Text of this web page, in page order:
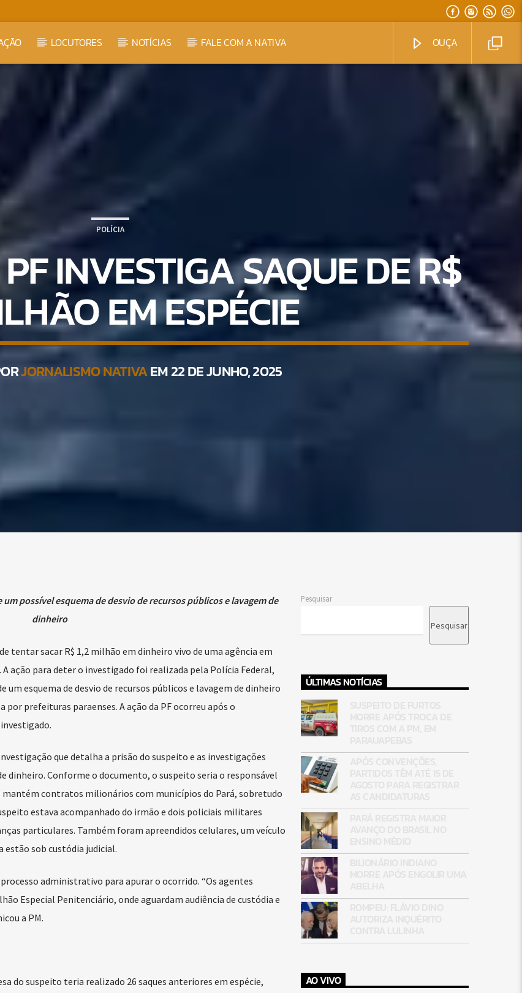
LOCUTORES NOTÍCIAS FALE COM A NATIVA OUÇA
POLÍCIA
INVESTIGA SAQUE DE R$
EM ESPÉCIE
JORNALISMO NATIVAEM 22 DE JUNHO, 2025
possível esquema de desvio de recursos públicos e lavagem de
dinheiro
tentar sacar R$ 1,2 milhão em dinheiro vivo de uma agência em
ação para deter o investigado foi realizada pela Polícia Federal,
esquema de desvio de recursos públicos e lavagem de dinheiro
prefeituras paraenses. A ação da PF ocorreu após o
que detalha a prisão do suspeito e as investigações
dinheiro. Conforme o documento, o suspeito seria o responsável
mantém contratos milionários com municípios do Pará, sobretudo
estava acompanhado do irmão e dois policiais militares
particulares. Também foram apreendidos celulares, um veículo
estão sob custódia judicial.
administrativo para apurar o ocorrido. “Os agentes
Especial Penitenciário, onde aguardam audiência de custódia e
a PM.
do suspeito teria realizado 26 saques anteriores em espécie,
Pesquisar
Pesquisar
ÚLTIMAS NOTÍCIAS
AO VIVO